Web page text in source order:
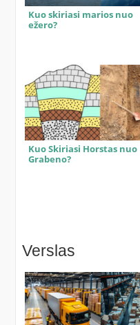
Kuo skiriasi marios nuo
ežero?
Kuo Skiriasi Horstas nuo
Grabeno?
Verslas